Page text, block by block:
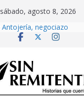
sábado, agosto 8, 2026
Amor eterno
Antojería, negociazo
Misa de 12